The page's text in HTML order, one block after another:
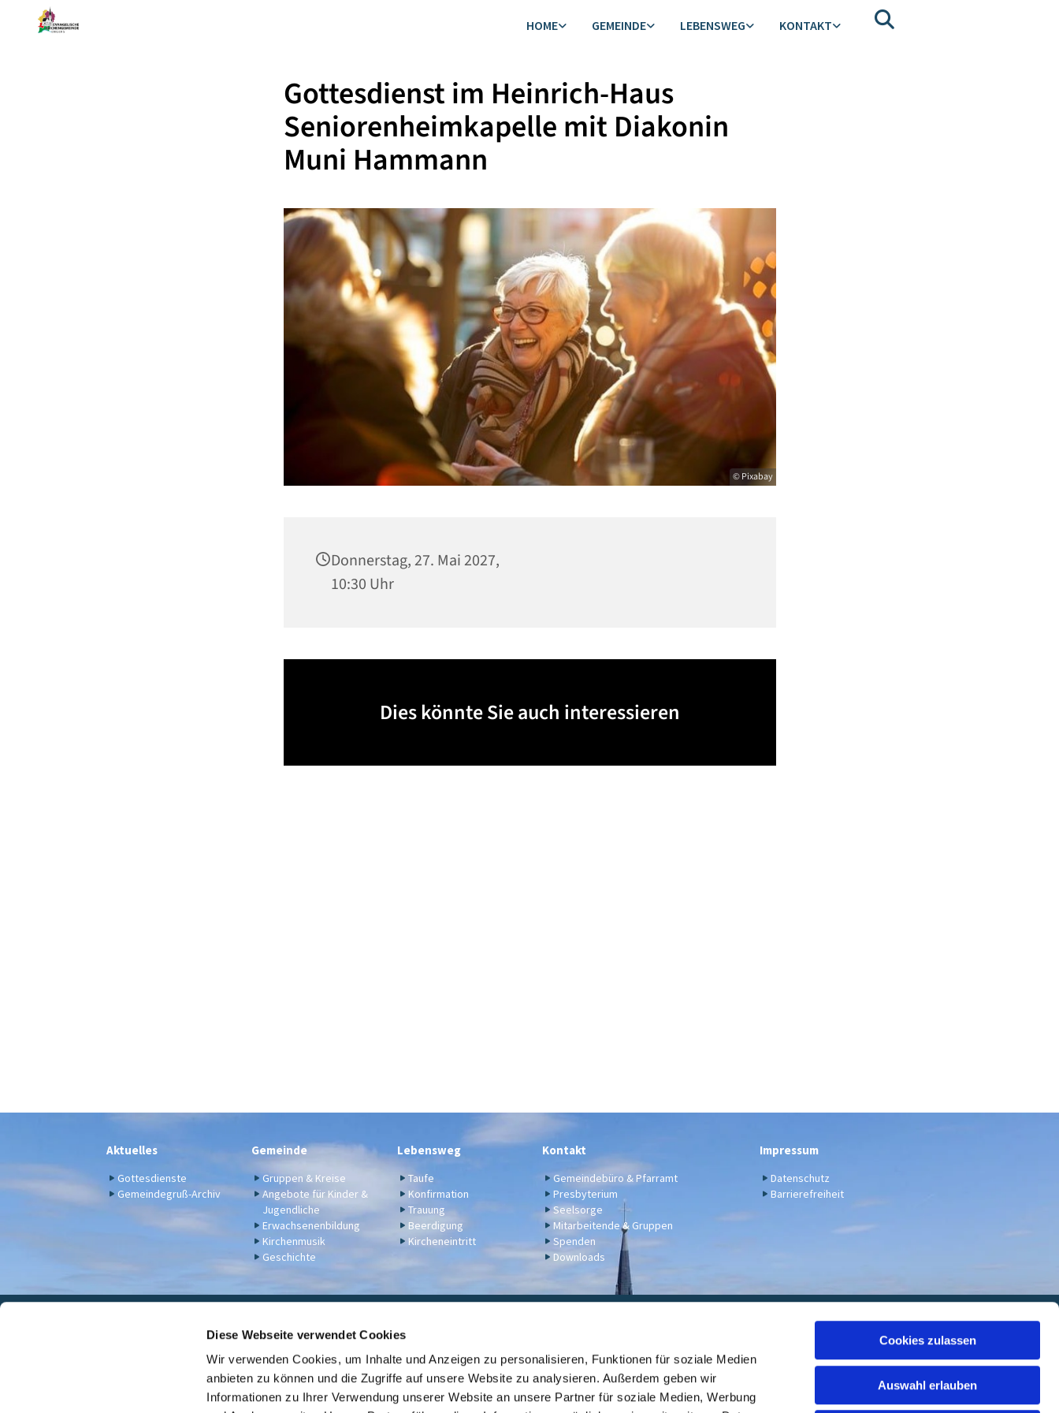
Diese Webseite verwendet Cookies
Wir verwenden Cookies, um Inhalte und Anzeigen zu personalisieren, Funktionen für soziale Medien
anbieten zu können und die Zugriffe auf unsere Website zu analysieren. Außerdem geben wir
Informationen zu Ihrer Verwendung unserer Website an unsere Partner für soziale Medien, Werbung
Cookies zulassen
Auswahl erlauben
HOME GEMEINDE LEBENSWEG KONTAKT
Gottesdienst im Heinrich-Haus
Seniorenheimkapelle mit Diakonin
Muni Hammann
© Pixabay
Donnerstag, 27. Mai 2027,
10:30 Uhr
Dies könnte Sie auch interessieren
Aktuelles
Gottesdienste
Gemeindegruß-Archiv
Gemeinde
Gruppen & Kreise
Angebote für Kinder &
Jugendliche
Erwachsenenbildung
Kirchenmusik
Geschichte
Lebensweg
Taufe
Konfirmation
Trauung
Beerdigung
Kircheneintritt
Kontakt
Gemeindebüro & Pfarramt
Presbyterium
Seelsorge
Mitarbeitende & Gruppen
Spenden
Downloads
Impressum
Datenschutz
Barrierefreiheit
Für Spenden u. a. - Bankverbindung: KD Bank (Bank für Kirche und Diakonie), IBAN: DE14 3506 0190 6531 7000 05, BIC: GENODED1DKD
Kontaktinformationenev. Kirche Engers